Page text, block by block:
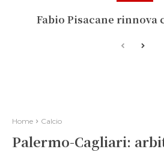
Fabio Pisacane rinnova